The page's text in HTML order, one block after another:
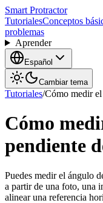
Smart Protractor
TutorialesConceptos
problemas
Aprender
Español
Cambiar tema
Tutoriales/Cómo medir el
Cómo
pendiente
Puedes medir el ángulo
a partir de una foto, una
alinear una referencia